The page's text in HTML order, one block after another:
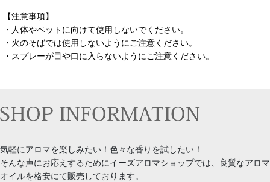
【注意事項】
・人体やペットに向けて使用しないでください。
・火のそばでは使用しないようにご注意ください。
・スプレーが目や口に入らないようにご注意ください。
気軽にアロマを楽しみたい！色々な香りを試したい！
そんな声にお応えするためにイーズアロマショップでは、良質なアロマ
オイルを格安にて販売しております。